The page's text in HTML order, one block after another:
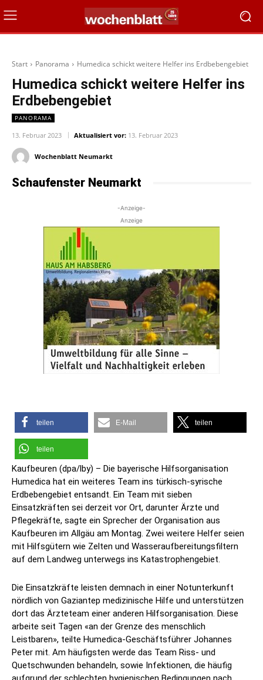
Start Panorama Humedica schickt weitere Helfer ins Erdbebengebiet
Humedica schickt weitere Helfer ins
Erdbebengebiet
PANORAMA
13. Februar 2023 Aktualisiert vor: 13. Februar 2023
Wochenblatt Neumarkt
Schaufenster Neumarkt
-Anzeige-
Anzeige
teilen E-Mail teilen
teilen
Kaufbeuren (dpa/lby) – Die bayerische Hilfsorganisation
Humedica hat ein weiteres Team ins türkisch-syrische
Erdbebengebiet entsandt. Ein Team mit sieben
Einsatzkräften sei derzeit vor Ort, darunter Ärzte und
Pflegekräfte, sagte ein Sprecher der Organisation aus
Kaufbeuren im Allgäu am Montag. Zwei weitere Helfer seien
mit Hilfsgütern wie Zelten und Wasseraufbereitungsfiltern
auf dem Landweg unterwegs ins Katastrophengebiet.
Die Einsatzkräfte leisten demnach in einer Notunterkunft
nördlich von Gaziantep medizinische Hilfe und unterstützen
dort das Ärzteteam einer anderen Hilfsorganisation. Diese
arbeite seit Tagen «an der Grenze des menschlich
Leistbaren», teilte Humedica-Geschäftsführer Johannes
Peter mit. Am häufigsten werde das Team Riss- und
Quetschwunden behandeln, sowie Infektionen, die häufig